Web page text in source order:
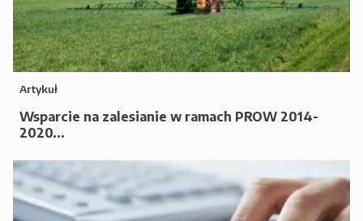
Artykuł
Wsparcie na zalesianie w ramach PROW 2014-
2020...